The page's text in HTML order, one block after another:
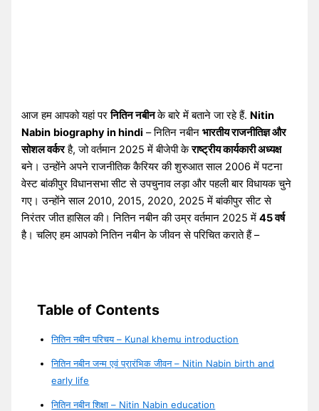
आज हम आपको यहां परनितिन नबीनके बारे में बताने जा रहे हैं. Nitin
Nabin biography in hindi – नितिन नबीनभारतीय राजनीतिज्ञ और
सोशल वर्करहै, जो वर्तमान 2025 में बीजेपी केराष्ट्रीय कार्यकारी अध्यक्ष
बने। उन्होंने अपने राजनीतिक कैरियर की शुरुआत साल 2006 में पटना
वेस्ट बांकीपुर विधानसभा सीट से उपचुनाव लड़ा और पहली बार विधायक चुने
गए। उन्होंने साल 2010, 2015, 2020, 2025 में बांकीपुर सीट से
निरंतर जीत हासिल की। नितिन नबीन की उम्र वर्तमान 2025 में45 वर्ष
है। चलिए हम आपको नितिन नबीन के जीवन से परिचित कराते हैं –
Table of Contents
नितिन नबीन परिचय – Kunal khemu introduction
नितिन नबीन जन्म एवं प्रारंभिक जीवन – Nitin Nabin birth and
early life
नितिन नबीन शिक्षा – Nitin Nabin education